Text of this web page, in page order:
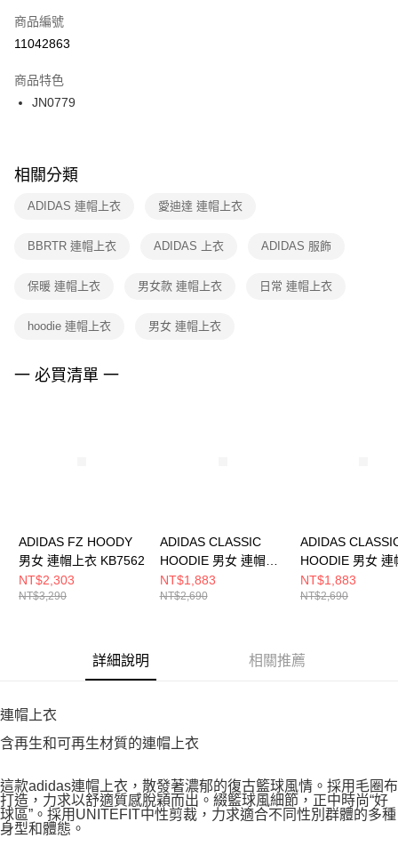
【「AFTEE先享後付」結帳流程】
１．於結帳方式選擇「AFTEE先享後付」後，將跳轉至「AFTEE先享後付」
２．訂單成立數日內，您將收到繳費通知簡訊。
３．收到繳費通知簡訊後14天內，點擊此簡訊中的連結，可透過四大超商／
ATM／網路銀行／等多元方式進行付款，方視為交易完成。
※ 交易是否成功請以「AFTEE先享後付 」之結帳頁面顯示為準，若有關於
是否繳費成功／繳費後需取消欲退款等相關疑問，請聯繫「AFTEE先享後付
客戶支援中心」https://netprotections.freshdesk.com/support/home
１．透過由恩沛科技股份有限公司提供之「AFTEE先享後付」服務完成之交
權轉讓予恩沛科技股份有限公司。
３．未成年的使用者請事先徵得法定代理人或監護人之同意方可使用
４．使用「AFTEE先享後付」時，將依據個別帳號之用戶狀況，依本公司即
宅配
每筆NT$100，滿NT$1,500(含以上)免運費
付款後門市自取
每筆NT$100，滿NT$1,500(含以上)免運費
商品編號
11042863
商品特色
JN0779
相關分類
ADIDAS 連帽上衣 愛迪達 連帽上衣
BBRTR 連帽上衣 ADIDAS 上衣 ADIDAS 服飾
保暖 連帽上衣 男女款 連帽上衣 日常 連帽上衣
hoodie 連帽上衣 男女 連帽上衣
一 必買清單 一
ADIDAS FZ HOODY
男女 連帽上衣 KB7562
NT$2,303
NT$3,290
ADIDAS CLASSIC
HOODIE 男女 連帽上
衣 JV7536
NT$1,883
NT$2,690
ADIDAS
HOODIE 男女 連
衣 JV7537
NT$1,883
NT$2,690
詳細說明 相關推薦
連帽上衣
含再生和可再生材質的連帽上衣
這款adidas連帽上衣，散發著濃郁的復古籃球風情。採用毛圈布
打造，力求以舒適質感脫穎而出。綴籃球風細節，正中時尚“好
球區”。採用UNITEFIT中性剪裁，力求適合不同性別群體的多種
身型和體態。